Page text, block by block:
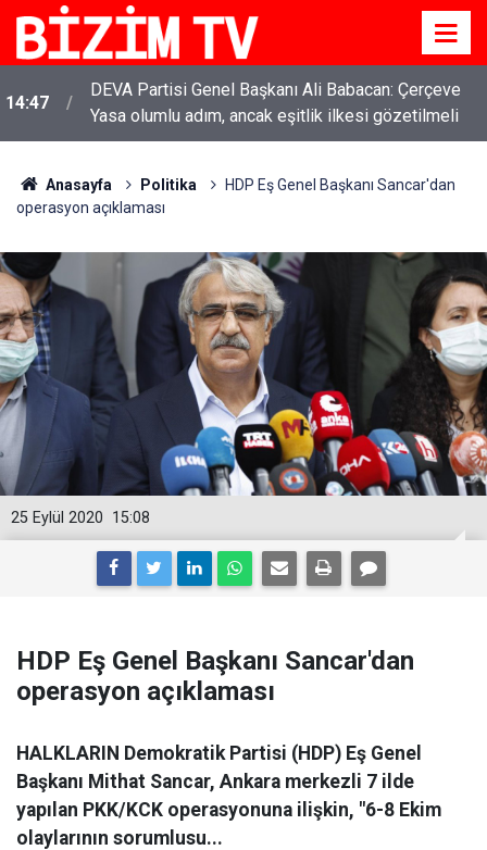
14:47
DEVA Partisi Genel Başkanı Ali Babacan: Çerçeve
Yasa olumlu adım, ancak eşitlik ilkesi gözetilmeli
Anasayfa Politika
HDP Eş Genel Başkanı Sancar'dan
operasyon açıklaması
15:08
25 Eylül 2020
HDP Eş Genel Başkanı Sancar'dan
operasyon açıklaması
HALKLARIN Demokratik Partisi (HDP) Eş Genel
Başkanı Mithat Sancar, Ankara merkezli 7 ilde
yapılan PKK/KCK operasyonuna ilişkin, "6-8 Ekim
olaylarının sorumlusu...